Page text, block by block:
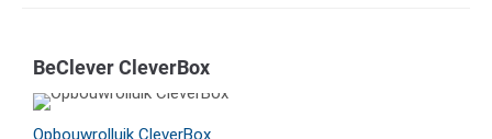
BeClever CleverBox
Opbouwrolluik CleverBox